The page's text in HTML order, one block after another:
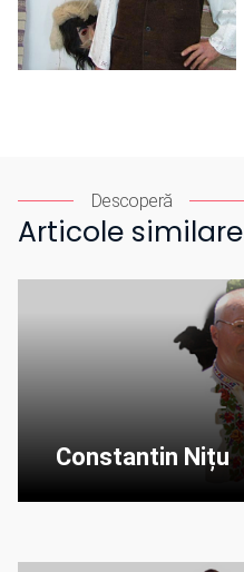
Descoperă
Articole similare
Constantin Nițu